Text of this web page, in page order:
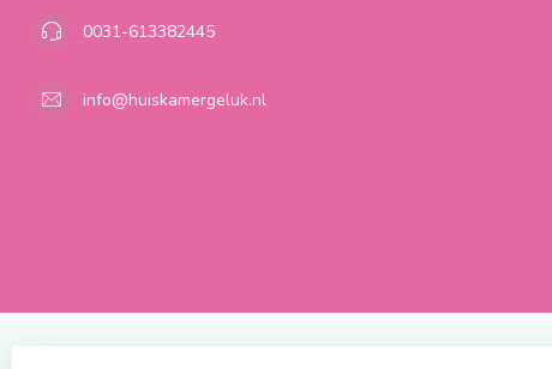
0031-613382445
info@huiskamergeluk.nl